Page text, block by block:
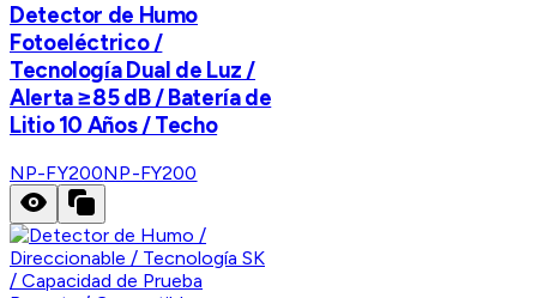
Detector de Humo
Fotoeléctrico /
Tecnología Dual de Luz /
Alerta ≥85 dB / Batería de
Litio 10 Años / Techo
NP-FY200NP-FY200